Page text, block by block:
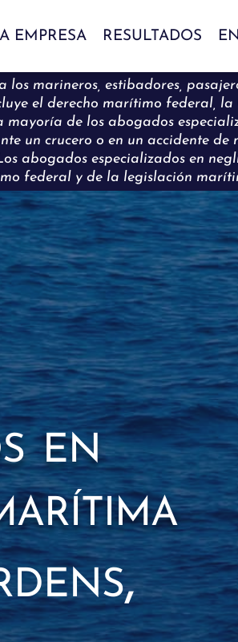
EMPRESA RESULTADOS
marineros, estibadores,
el derecho marítimo federal,
de los abogados
un crucero o en un accidente
abogados especializados en
federal y de la legislación
en